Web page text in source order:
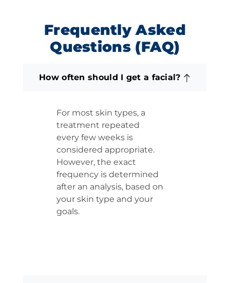
Frequently Asked
Questions (FAQ)
How often should I get a facial?
For most skin types, a
treatment repeated
every few weeks is
considered appropriate.
However, the exact
frequency is determined
after an analysis, based on
your skin type and your
goals.